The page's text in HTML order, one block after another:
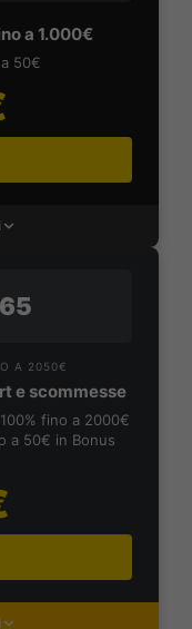
a 1.000€
50€
A 2050€
e scommesse
fino a 2000€
a 50€ in Bonus